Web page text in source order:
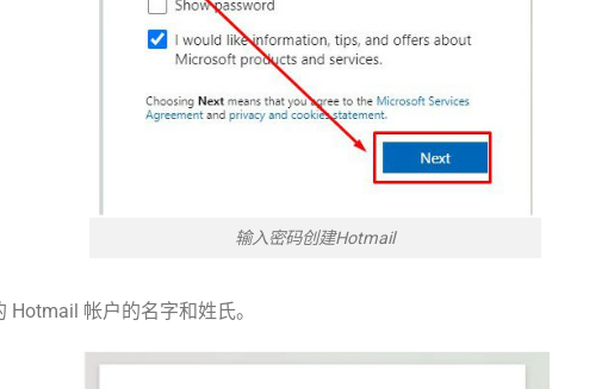
输入密码创建Hotmail
Hotmail 帐户的名字和姓氏。